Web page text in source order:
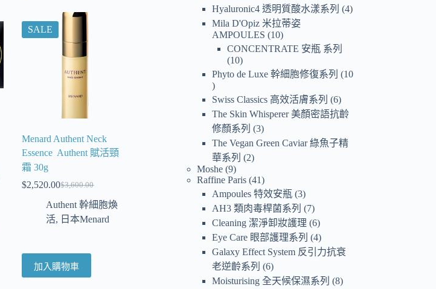
SALE
Menard Authent Neck
Essence Authent 賦活頸
霜 30g
$3,600.00
$2,520.00
Authent 幹細胞煥
活, 日本Menard
加入購物車
Hyaluronic4 透明質酸水漾系列
4
Mila D'Opiz 米拉蒂姿
AMPOULES
10
CONCENTRATE 安瓶 系列
10
Phyto de Luxe 幹細胞修復系列
10
Swiss Classics 高效活膚系列
6
The Skin Whisperer 美顏密語抗齡
修顏系列
3
The Vegan Green Caviar 綠魚子精
華系列
2
Moshe 9
Raffine Paris 41
Ampoules 特效安瓶 3
AH3 類肉毒桿菌系列
7
Cleaning 潔淨卸妝護理 6
Eye Care 眼部護理系列
4
Galaxy Effect System 反引力抗衰
老逆齡系列
6
Moisturising 全天候保濕系列
8